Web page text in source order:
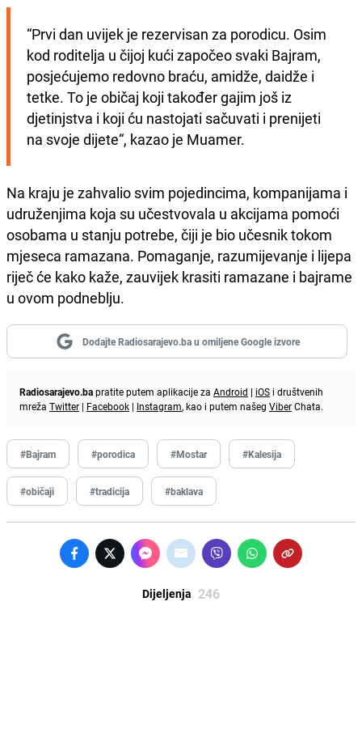
“Prvi dan uvijek je rezervisan za porodicu. Osim
kod roditelja u čijoj kući započeo svaki Bajram,
posjećujemo redovno braću, amidže, daidže i
tetke. To je običaj koji također gajim još iz
djetinjstva i koji ću nastojati sačuvati i prenijeti
na svoje dijete“, kazao je Muamer.
Na kraju je zahvalio svim pojedincima, kompanijama i
udruženjima koja su učestvovala u akcijama pomoći
osobama u stanju potrebe, čiji je bio učesnik tokom
mjeseca ramazana. Pomaganje, razumijevanje i lijepa
riječ će kako kaže, zauvijek krasiti ramazane i bajrame
u ovom podneblju.
Dodajte Radiosarajevo.ba u omiljene Google izvore
Radiosarajevo.bapratite putem aplikacije za Android | iOS i društvenih
mreža Twitter | Facebook | Instagram, kao i putem našeg ViberChata.
#Bajram #porodica #Mostar #Kalesija
#običaji #tradicija #baklava
Dijeljenja 246